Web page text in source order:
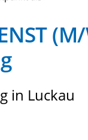
in Luckau